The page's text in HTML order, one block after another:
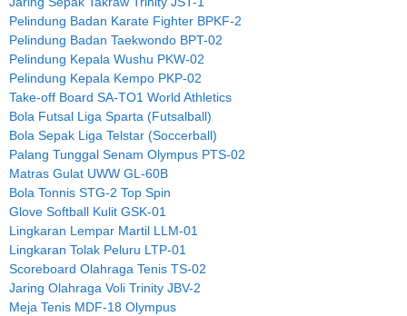
Pelindung Badan Karate Fighter BPKF-2
Pelindung Badan Taekwondo BPT-02
Pelindung Kepala Wushu PKW-02
Pelindung Kepala Kempo PKP-02
Take-off Board SA-TO1 World Athletics
Bola Futsal Liga Sparta (Futsalball)
Bola Sepak Liga Telstar (Soccerball)
Palang Tunggal Senam Olympus PTS-02
Matras Gulat UWW GL-60B
Bola Tonnis STG-2 Top Spin
Glove Softball Kulit GSK-01
Lingkaran Lempar Martil LLM-01
Lingkaran Tolak Peluru LTP-01
Scoreboard Olahraga Tenis TS-02
Jaring Olahraga Voli Trinity JBV-2
Meja Tenis MDF-18 Olympus